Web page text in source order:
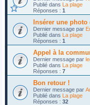
Publié dans La plage
Réponses : 1
Insérer une photo
Dernier message par
Publié dans La plage
Réponses : 1
Appel à la
Dernier message par
Publié dans La plage
Réponses : 7
Bon retour !
Dernier message par
Publié dans La plage
Réponses : 32